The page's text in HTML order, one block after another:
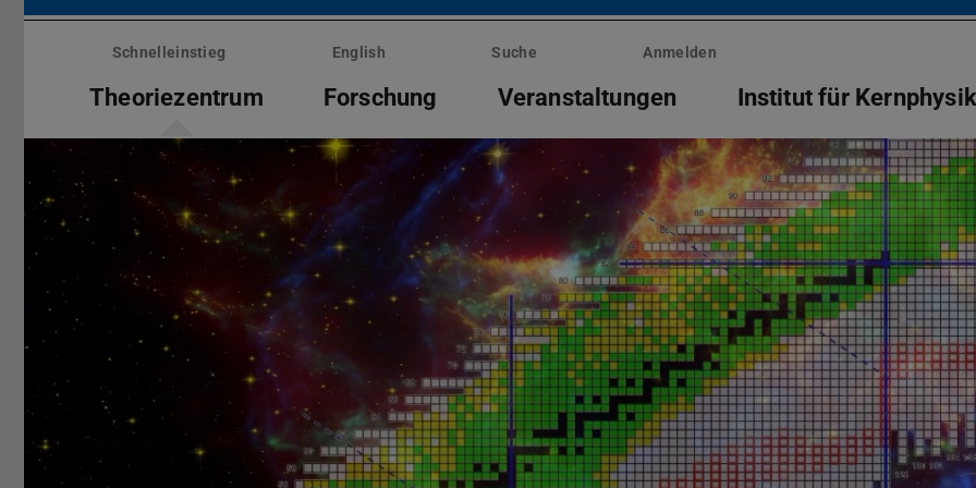
Menü
überspringenSchnelleinstieg English Suche Anmelden
Theoriezentrum Forschung Veranstaltungen Institut für Kernphysik